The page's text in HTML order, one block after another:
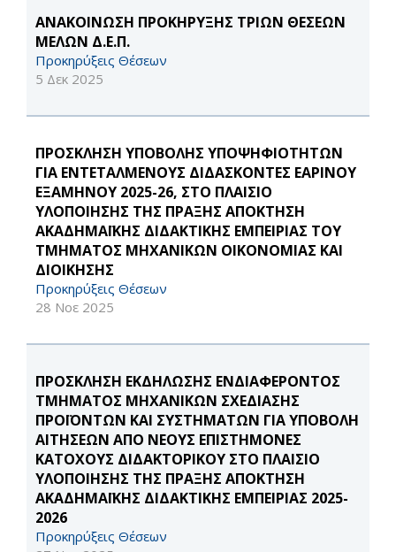
ΑΝΑΚΟΙΝΩΣΗ ΠΡΟΚΗΡΥΞΗΣ ΤΡΙΩΝ ΘΕΣΕΩΝ
ΜΕΛΩΝ Δ.Ε.Π.
Προκηρύξεις Θέσεων
5 Δεκ 2025
ΠΡΟΣΚΛΗΣΗ ΥΠΟΒΟΛΗΣ ΥΠΟΨΗΦΙΟΤΗΤΩΝ
ΓΙΑ ΕΝΤΕΤΑΛΜΕΝΟΥΣ ΔΙΔΑΣΚΟΝΤΕΣ ΕΑΡΙΝΟΥ
ΕΞΑΜΗΝΟΥ 2025-26, ΣΤΟ ΠΛΑΙΣΙΟ
ΥΛΟΠΟΙΗΣΗΣ ΤΗΣ ΠΡΑΞΗΣ ΑΠΟΚΤΗΣΗ
ΑΚΑΔΗΜΑΪΚΗΣ ΔΙΔΑΚΤΙΚΗΣ ΕΜΠΕΙΡΙΑΣ ΤΟΥ
ΤΜΗΜΑΤΟΣ ΜΗΧΑΝΙΚΩΝ ΟΙΚΟΝΟΜΙΑΣ ΚΑΙ
ΔΙΟΙΚΗΣΗΣ
Προκηρύξεις Θέσεων
28 Νοε 2025
ΠΡΟΣΚΛΗΣΗ ΕΚΔΗΛΩΣΗΣ ΕΝΔΙΑΦΕΡΟΝΤΟΣ
ΤΜΗΜΑΤΟΣ ΜΗΧΑΝΙΚΩΝ ΣΧΕΔΙΑΣΗΣ
ΠΡΟΪΟΝΤΩΝ ΚΑΙ ΣΥΣΤΗΜΑΤΩΝ ΓΙΑ ΥΠΟΒΟΛΗ
ΑΙΤΗΣΕΩΝ ΑΠΟ ΝΕΟΥΣ ΕΠΙΣΤΗΜΟΝΕΣ
ΚΑΤΟΧΟΥΣ ΔΙΔΑΚΤΟΡΙΚΟΥ ΣΤΟ ΠΛΑΙΣΙΟ
ΥΛΟΠΟΙΗΣΗΣ ΤΗΣ ΠΡΑΞΗΣ ΑΠΟΚΤΗΣΗ
ΑΚΑΔΗΜΑΪΚΗΣ ΔΙΔΑΚΤΙΚΗΣ ΕΜΠΕΙΡΙΑΣ 2025-
2026
Προκηρύξεις Θέσεων